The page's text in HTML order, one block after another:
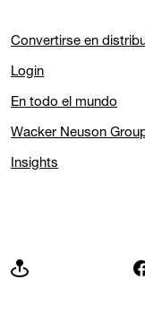
Convertirse en
Login
En todo el mundo
Wacker Neuson
Insights